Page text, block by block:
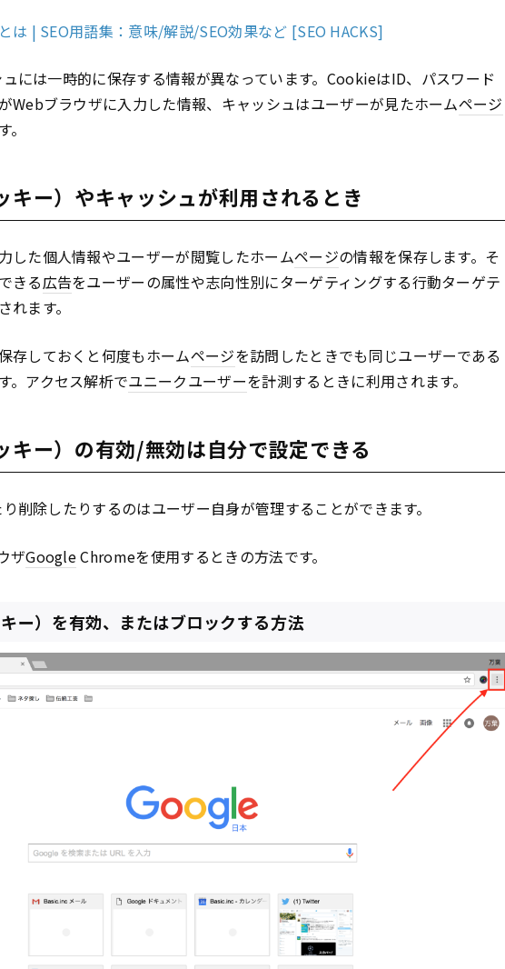
は | SEO用語集：意味/解説/SEO効果など [SEO HACKS]
には一時的に保存する情報が異なっています。CookieはID、パスワード
Webブラウザに入力した情報、キャッシュはユーザーが見たホームページ
ー）やキャッシュが利用されるとき
した個人情報やユーザーが閲覧したホームページの情報を保存します。そ
きる広告をユーザーの属性や志向性別にターゲティングする行動ターゲテ
れます。
存しておくと何度もホームページを訪問したときでも同じユーザーである
。アクセス解析でユニークユーザーを計測するときに利用されます。
ー）の有効/無効は自分で設定できる
削除したりするのはユーザー自身が管理することができます。
ザGoogleChromeを使用するときの方法です。
ー）を有効、またはブロックする方法